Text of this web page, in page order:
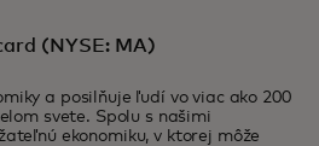
(NYSE: MA)
a posilňuje ľudí vo viac ako 200
svete. Spolu s našimi
ekonomiku, v ktorej môže